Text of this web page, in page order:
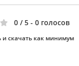
0 / 5 - 0 голосов
и скачать как минимум